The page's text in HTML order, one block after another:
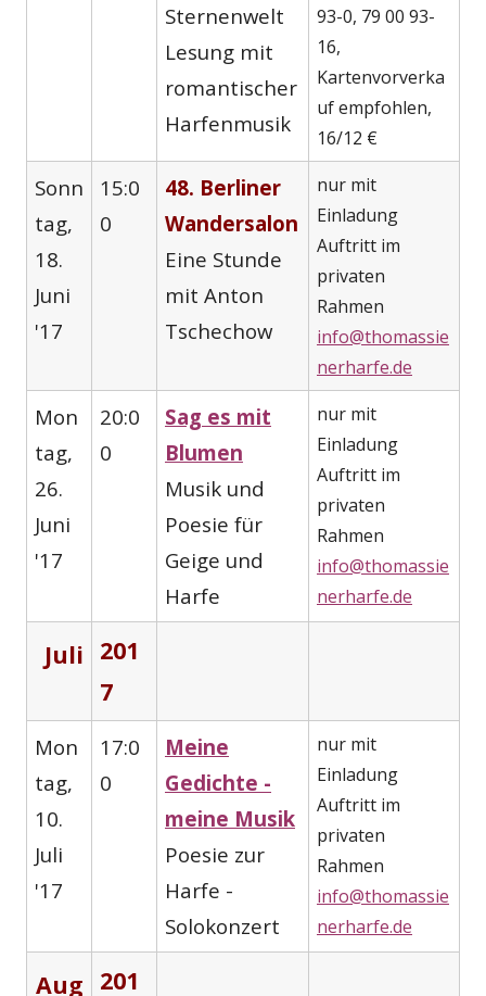
Sternenwelt
Lesung mit
romantischer
Harfenmusik
93-0, 79 00 93-
16,
Kartenvorverka
uf empfohlen,
16/12 €
Sonn
tag,
18.
Juni
'17
15:0
0
48. Berliner
Wandersalon
Eine Stunde
mit Anton
Tschechow
nur mit
Einladung
Auftritt im
privaten
Rahmen
info@thomassie
nerharfe.de
Mon
tag,
26.
Juni
'17
20:0
0
Sag es mit
Blumen
Musik und
Poesie für
Geige und
Harfe
nur mit
Einladung
Auftritt im
privaten
Rahmen
info@thomassie
nerharfe.de
Juli 201
7
Mon
tag,
10.
Juli
'17
17:0
0
Meine
Gedichte -
meine Musik
Poesie zur
Harfe -
Solokonzert
nur mit
Einladung
Auftritt im
privaten
Rahmen
info@thomassie
nerharfe.de
Aug 201